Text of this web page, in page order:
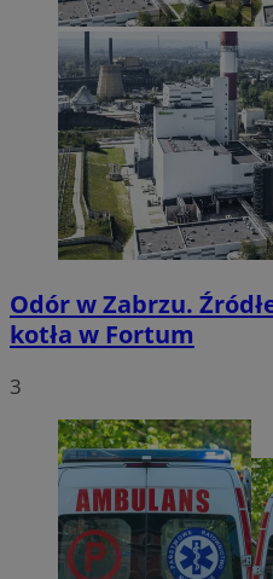
Odór w Zabrzu.
kotła w Fortum
3